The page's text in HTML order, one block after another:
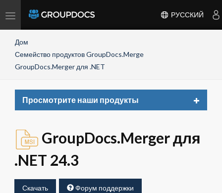
Toggle
РУССКИЙ
Дом
Семейство продуктов GroupDocs.Merge
GroupDocs.Merger для .NET
Просмотрите наши продукты
Toggle
GroupDocs.Merger для
.NET 24.3
Скачать Форум поддержки